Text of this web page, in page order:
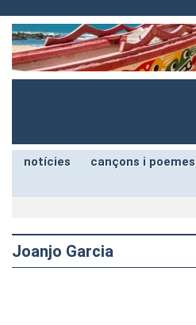
notícies cançons i poemes
Joanjo Garcia